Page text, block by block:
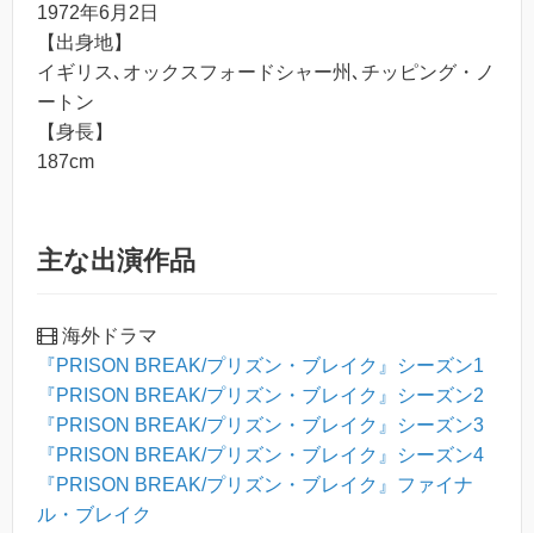
1972年6月2日
【出身地】
イギリス､オックスフォードシャー州､チッピング・ノ
ートン
【身長】
187cm
主な出演作品
海外ドラマ
『PRISON BREAK/プリズン・ブレイク』シーズン1
『PRISON BREAK/プリズン・ブレイク』シーズン2
『PRISON BREAK/プリズン・ブレイク』シーズン3
『PRISON BREAK/プリズン・ブレイク』シーズン4
『PRISON BREAK/プリズン・ブレイク』ファイナ
ル・ブレイク